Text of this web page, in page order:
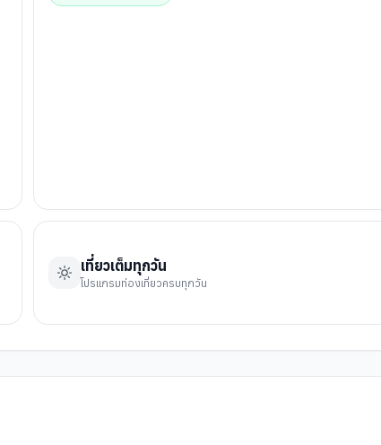
เที่ยวเต็มทุกวัน
โปรแกรมท่องเที่ยวครบทุกวัน